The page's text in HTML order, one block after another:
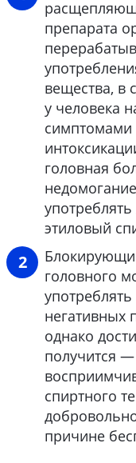
препарата
вещества, в
у человека
симптомами
головная
этиловый
головного
негативных
однако
получится
спиртного
причине